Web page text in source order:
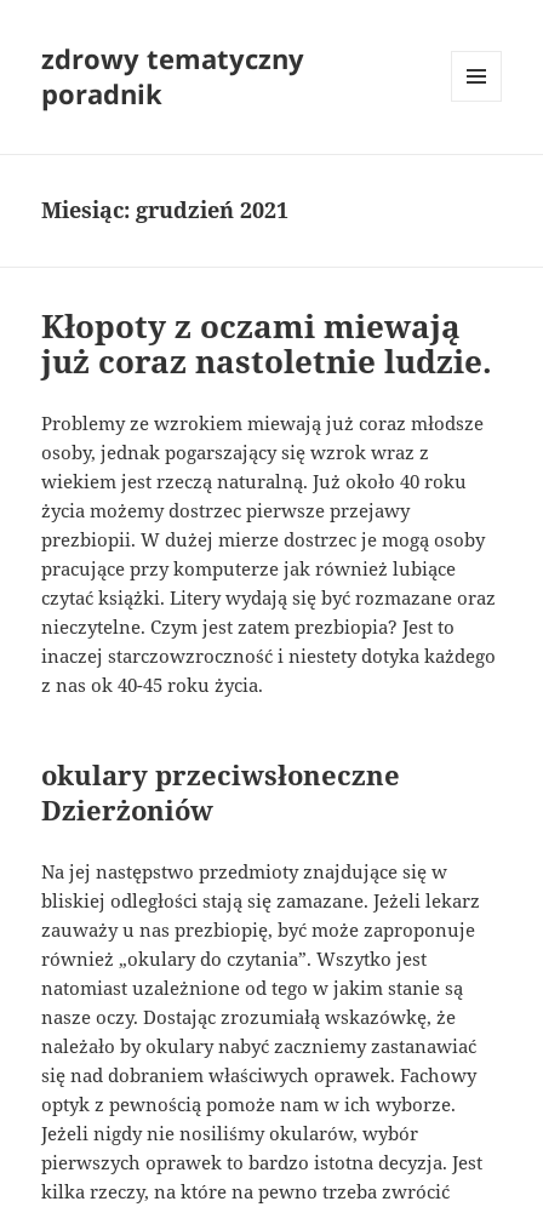
zdrowy tematyczny
poradnik
Miesiąc: grudzień 2021
Kłopoty z oczami miewają
już coraz nastoletnie ludzie.
Problemy ze wzrokiem miewają już coraz młodsze
osoby, jednak pogarszający się wzrok wraz z
wiekiem jest rzeczą naturalną. Już około 40 roku
życia możemy dostrzec pierwsze przejawy
prezbiopii. W dużej mierze dostrzec je mogą osoby
pracujące przy komputerze jak również lubiące
czytać książki. Litery wydają się być rozmazane oraz
nieczytelne. Czym jest zatem prezbiopia? Jest to
inaczej starczowzroczność i niestety dotyka każdego
z nas ok 40-45 roku życia.
okulary przeciwsłoneczne
Dzierżoniów
Na jej następstwo przedmioty znajdujące się w
bliskiej odległości stają się zamazane. Jeżeli lekarz
zauważy u nas prezbiopię, być może zaproponuje
również „okulary do czytania”. Wszytko jest
natomiast uzależnione od tego w jakim stanie są
nasze oczy. Dostając zrozumiałą wskazówkę, że
należało by okulary nabyć zaczniemy zastanawiać
się nad dobraniem właściwych oprawek. Fachowy
optyk z pewnością pomoże nam w ich wyborze.
Jeżeli nigdy nie nosiliśmy okularów, wybór
pierwszych oprawek to bardzo istotna decyzja. Jest
kilka rzeczy, na które na pewno trzeba zwrócić